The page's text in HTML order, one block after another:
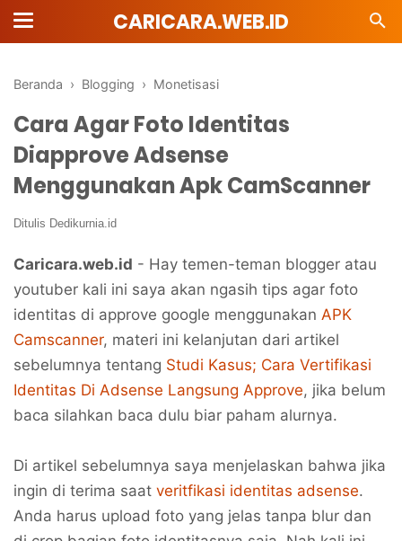
CARICARA.WEB.ID
Beranda › Blogging › Monetisasi
Cara Agar Foto Identitas
Diapprove Adsense
Menggunakan Apk CamScanner
Ditulis Dedikurnia.id
Caricara.web.id - Hay temen-teman blogger atau
youtuber kali ini saya akan ngasih tips agar foto
identitas di approve google menggunakan APK
Camscanner, materi ini kelanjutan dari artikel
sebelumnya tentang Studi Kasus; Cara Vertifikasi
Identitas Di Adsense Langsung Approve, jika belum
baca silahkan baca dulu biar paham alurnya.
Di artikel sebelumnya saya menjelaskan bahwa jika
ingin di terima saat veritfikasi identitas adsense.
Anda harus upload foto yang jelas tanpa blur dan